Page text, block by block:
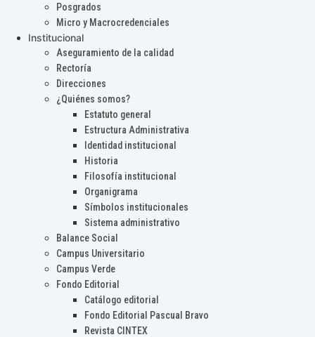
Posgrados
Micro y Macrocredenciales
Institucional
Aseguramiento de la calidad
Rectoría
Direcciones
¿Quiénes somos?
Estatuto general
Estructura Administrativa
Identidad institucional
Historia
Filosofía institucional
Organigrama
Símbolos institucionales
Sistema administrativo
Balance Social
Campus Universitario
Campus Verde
Fondo Editorial
Catálogo editorial
Fondo Editorial Pascual Bravo
Revista CINTEX